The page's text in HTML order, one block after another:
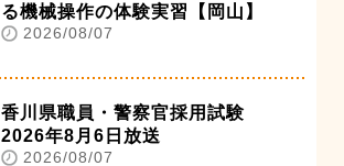
る機械操作の体験実習【岡山】
2026/08/07
香川県職員・警察官採用試験
2026年8月6日放送
2026/08/07